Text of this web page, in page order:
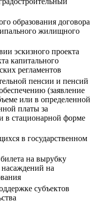
образования договора
жилищного
эскизного проекта
капитального
регламентов
пенсии и пенсий
(заявление
или в определенной
платы за
в стационарной форме
в государственном
на вырубку
насаждений на
субъектов